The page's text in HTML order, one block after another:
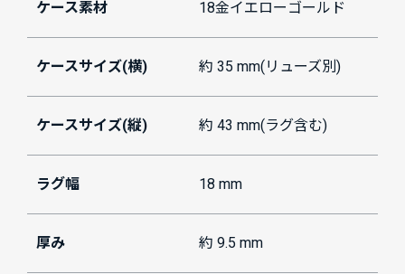
ケース素材 18金イエローゴールド
ケースサイズ(横) 約 35 mm(リューズ別)
ケースサイズ(縦) 約 43 mm(ラグ含む)
ラグ幅 18 mm
厚み 約 9.5 mm